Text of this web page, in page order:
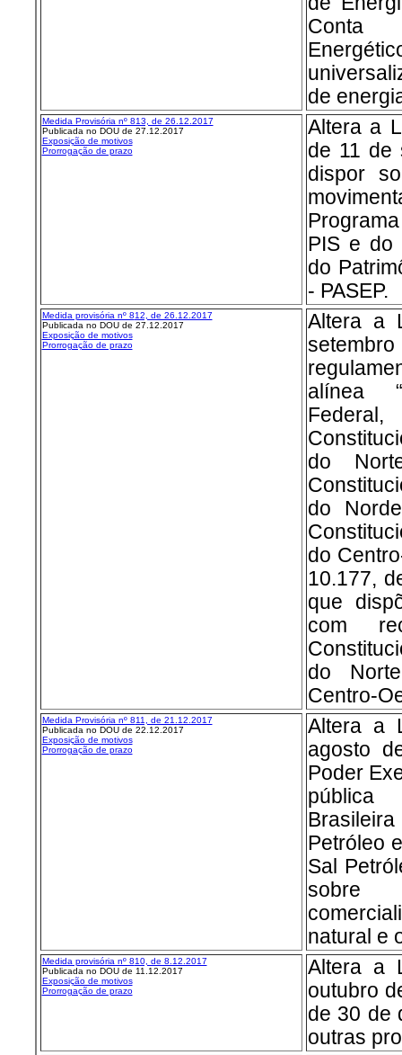
Conta
de
Medida Provisória nº 813, de 26.12.2017
Publicada no DOU de 27.12.2017
Exposição de motivos
Prorrogação de prazo
Altera a
de 11 de
dispor
PIS e do
do
- PASEP.
Medida provisória nº 812, de 26.12.2017
Publicada no DOU de 27.12.2017
Exposição de motivos
Prorrogação de prazo
Altera a
alínea
do
do
do
10.177,
que
com
do
Centro-
Medida Provisória nº 811, de 21.12.2017
Publicada no DOU de 22.12.2017
Exposição de motivos
Prorrogação de prazo
Altera a
agosto
Poder
pública
Petróleo
Sal
natural e
Medida provisória nº 810, de 8.12.2017
Publicada no DOU de 11.12.2017
Exposição de motivos
Prorrogação de prazo
Altera a
outubro
de 30 de
outras